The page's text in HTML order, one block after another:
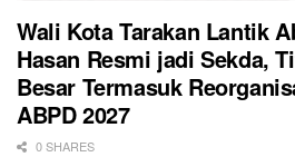
Wali Kota Tarakan Lantik
Hasan Resmi jadi Sekda,
Besar Termasuk
ABPD 2027
0 SHARES